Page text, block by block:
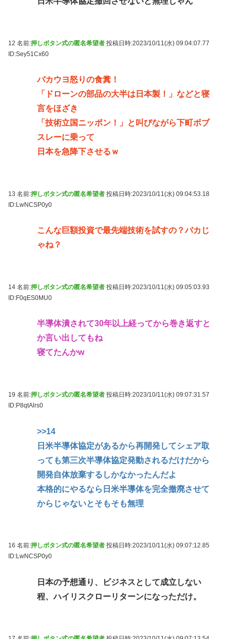
12 名前:押しボタン式の匿名希望者 投稿日時:2023/10/11(水) 09:04:07.77
ID:Sey51Cx60
バカウヨ怒りの食糞！
「ドローンの部品の大半は日本製！」などと寝
言をほざき
「技術立国ニッポン！」と叫びながら下町ボブ
スレーに乗って
日本を急降下させるｗ
13 名前:押しボタン式の匿名希望者 投稿日時:2023/10/11(水) 09:04:53.18
ID:LwNCSP0y0
こんな巨額投資で最先端技術を試すの？バカじ
ゃね？
14 名前:押しボタン式の匿名希望者 投稿日時:2023/10/11(水) 09:05:03.93
ID:F0qES0MU0
半導体潰されて30年以上経ってから巻き返すと
か言い出してもね
寝てたんかw
19 名前:押しボタン式の匿名希望者 投稿日時:2023/10/11(水) 09:07:31.57
ID:P8qtAlrs0
>>14
日米半導体協定があるから再開発してシェア取
っても第三次半導体協定発動されるだけだから
開発自体放棄するしかなかったんだよ
本格的にやるなら日米半導体を完全撤廃させて
からじゃないとそもそも無理
16 名前:押しボタン式の匿名希望者 投稿日時:2023/10/11(水) 09:07:12.85
ID:LwNCSP0y0
日本の予想通り、ビジネスとして成立しない
程、ハイリスクローリターンになっただけ。